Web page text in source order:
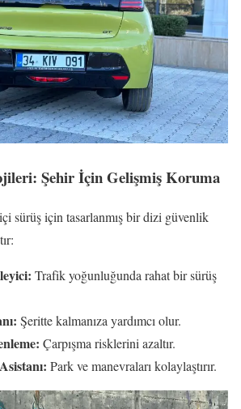
Şehir İçin Gelişmiş Koruma
sürüş için tasarlanmış bir dizi güvenlik
Trafik yoğunluğunda rahat bir sürüş
Şeritte kalmanıza yardımcı olur.
Çarpışma risklerini azaltır.
Park ve manevraları kolaylaştırır.